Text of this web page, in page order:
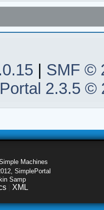
| SMF ©
2.3.5 ©
Machines
SimplePortal
Samp
XML